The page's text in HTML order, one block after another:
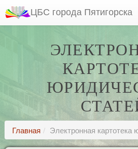
ЦБС города Пятигорска
Главная Электронная картотека